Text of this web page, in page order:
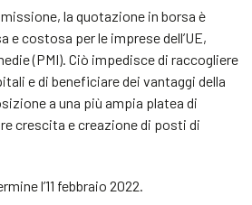
la quotazione in borsa è
e costosa per le imprese dell’UE,
(PMI). Ciò impedisce di raccogliere
e di beneficiare dei vantaggi della
a una più ampia platea di
crescita e creazione di posti di
l’11 febbraio 2022.